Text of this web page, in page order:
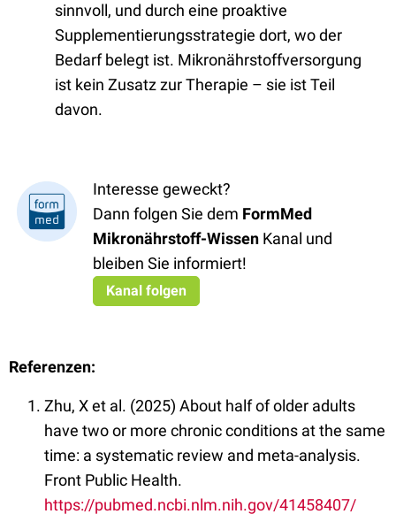
sinnvoll, und durch eine proaktive
Supplementierungsstrategie dort, wo der
Bedarf belegt ist. Mikronährstoffversorgung
ist kein Zusatz zur Therapie – sie ist Teil
davon.
Interesse geweckt?
Dann folgen Sie dem FormMed
Mikronährstoff-Wissen Kanal und
bleiben Sie informiert!
Kanal folgen
Referenzen:
Zhu, X et al. (2025) About half of older adults
have two or more chronic conditions at the same
time: a systematic review and meta-analysis.
Front Public Health.
https://pubmed.ncbi.nlm.nih.gov/41458407/